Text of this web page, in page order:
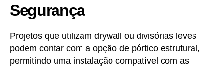
Segurança
Projetos que utilizam drywall ou divisórias leves
podem contar com a opção de pórtico estrutural,
permitindo uma instalação compatível com as